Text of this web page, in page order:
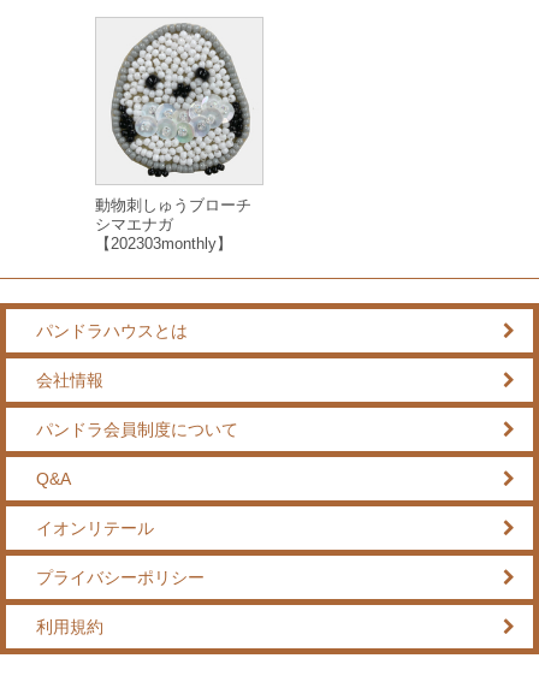
動物刺しゅうブローチ
シマエナガ
【202303monthly】
パンドラハウスとは
会社情報
パンドラ会員制度について
Q&A
イオンリテール
プライバシーポリシー
利用規約